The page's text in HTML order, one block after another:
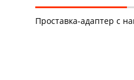
Проставка-адаптер с